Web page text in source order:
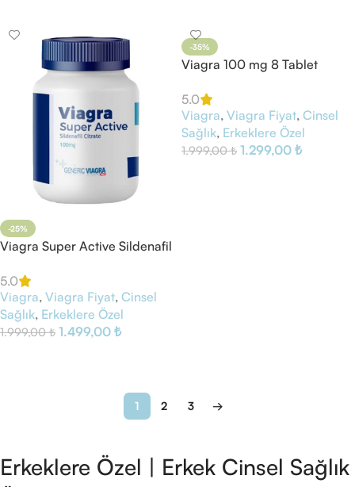
-25%
Viagra Super Active Sildenafil
5.0
Viagra, Viagra Fiyat, Cinsel
Sağlık, Erkeklere Özel
1.999,00₺ 1.499,00 ₺
-35%
Viagra 100 mg 8 Tablet
5.0
Viagra, Viagra Fiyat, Cinsel
Sağlık, Erkeklere Özel
1.999,00₺ 1.299,00 ₺
1 2 3 →
Erkeklere Özel | Erkek Cinsel Sağlık